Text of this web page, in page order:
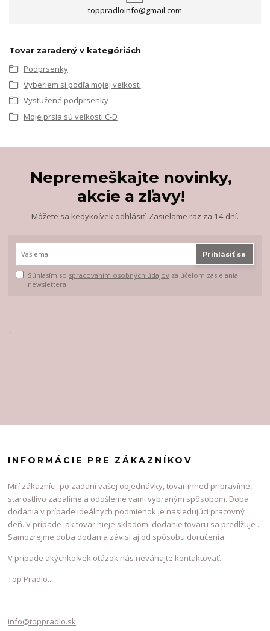
toppradloinfo@gmail.com
Tovar zaradený v kategóriách
Podprsenky
Vyberiem si podľa mojej veľkosti
Vystužené podprsenky
Moje prsia sú veľkosti C-D
Nepremeškajte novinky,
akcie a zľavy!
Môžete sa kedykoľvek odhlásiť. Zasielame raz za 14 dní.
Prihlásiť sa
Súhlasím so spracovaním osobných údajov za účelom zasielania
newslettera.
.
INFORMÁCIE PRE ZÁKAZNÍKOV
Milí zákazníci, po zadaní vašej objednávky, tovar ihneď pripravíme,
starostlivo zabalíme a odošleme vami vybraným spôsobom. Doba
dodania v prípade ideálnych podmienok je nasledujúci pracovný
deň. V prípade ,ak tovar nieje skladom, dodanie tovaru sa predlžuje .
Samozrejme doba dodania závisí aj od spôsobu doručenia.
V prípade akýchkoľvek otázok nás neváhajte kontaktovať.
Top Pradlo....
info@toppradlo.sk